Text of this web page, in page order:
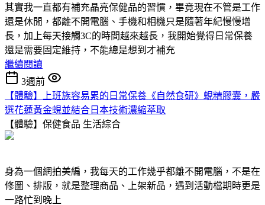
其實我一直都有補充晶亮保健品的習慣，畢竟現在不管是工作
還是休閒，都離不開電腦、手機和相機只是隨著年紀慢慢增
長，加上每天接觸3C的時間越來越長，我開始覺得日常保養
還是需要固定維持，不能總是想到才補充
繼續閱讀
3週前
【體驗】上班族容易累的日常保養《自然食研》蜆精膠囊，嚴
選花蓮黃金蜆並結合日本技術濃縮萃取
【體驗】保健食品 生活綜合
身為一個網拍美編，我每天的工作幾乎都離不開電腦，不是在
修圖、排版，就是整理商品、上架新品，遇到活動檔期時更是
一路忙到晚上